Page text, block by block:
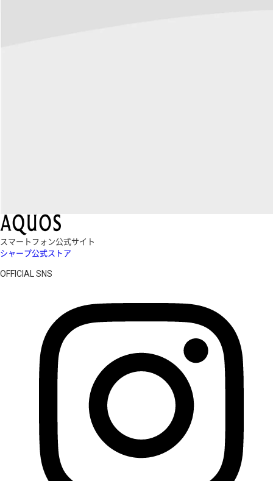
スマートフォン公式サイト
シャープ公式ストア
OFFICIAL SNS